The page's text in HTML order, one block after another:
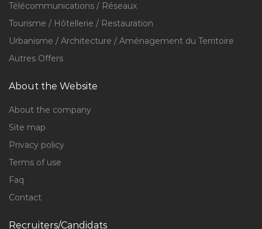
Télécommunications / Réseaux
Tourisme / Hôtellerie / Restauration
Urbanisme / Architecture / Aménagement du Territoire
Autres Offers
About the Website
About the company
Site map
Privacy policy
Terms of use
Faq
Contact
Recruiters/Candidats